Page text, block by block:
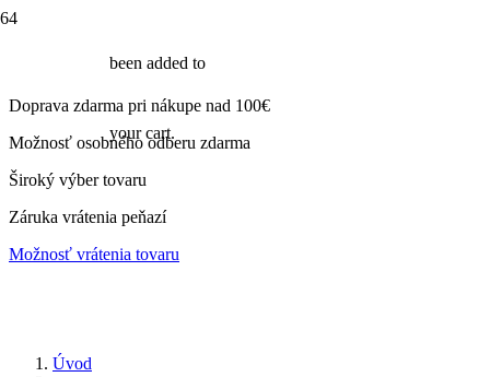
been added to
your cart.
Doprava zdarma pri nákupe nad 100€
Možnosť osobného odberu zdarma
Široký výber tovaru
Záruka vrátenia peňazí
Možnosť vrátenia tovaru
Úvod